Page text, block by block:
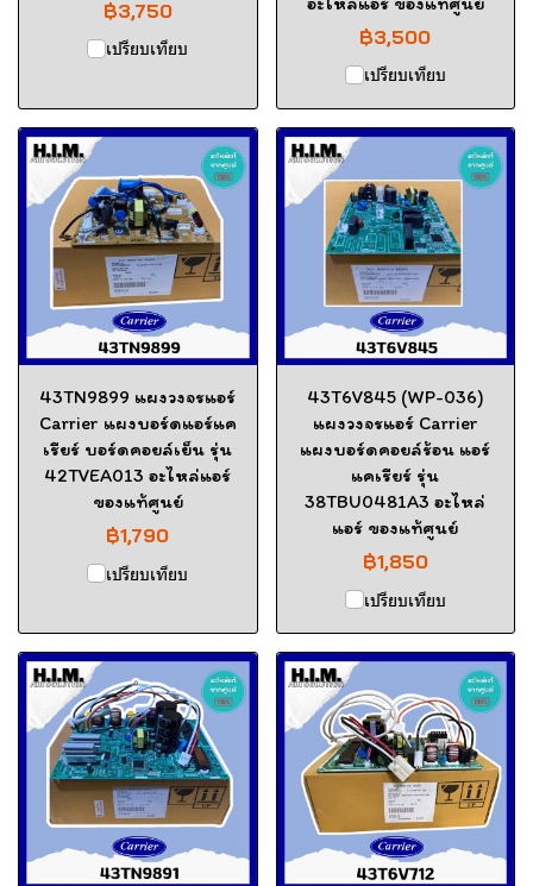
฿3,750
เปรียบเทียบ ฿3,500
เปรียบเทียบ
43TN9899 แผงวงจรแอร์
Carrier แผงบอร์ดแอร์แค
เรียร์ บอร์ดคอยล์เย็น รุ่น
42TVEA013 อะไหล่แอร์
ของแท้ศูนย์
฿1,790
เปรียบเทียบ
43T6V845 (WP-036)
แผงวงจรแอร์ Carrier
แผงบอร์ดคอยล์ร้อน แอร์
แคเรียร์ รุ่น
38TBU0481A3 อะไหล่
แอร์ ของแท้ศูนย์
฿1,850
เปรียบเทียบ